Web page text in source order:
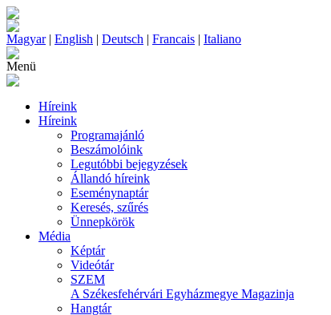
Magyar| English | Deutsch | Francais | Italiano
Menü
Híreink
Híreink
Programajánló
Beszámolóink
Legutóbbi bejegyzések
Állandó híreink
Eseménynaptár
Keresés, szűrés
Ünnepkörök
Média
Képtár
Videótár
SZEM
A Székesfehérvári Egyházmegye Magazinja
Hangtár